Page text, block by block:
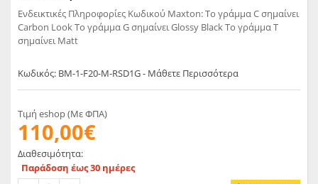
Ενδεικτικές Πληροφορίες Κωδικού Maxton: Το γράμμα C σημαίνει
Carbon Look Το γράμμα G σημαίνει Glossy Black Το γράμμα T
σημαίνει Matt
Κωδικός: BM-1-F20-M-RSD1G - Μάθετε Περισσότερα
Τιμή eshop (Με ΦΠΑ)
110,00€
Διαθεσιμότητα:
Παράδοση έως 30 ημέρες